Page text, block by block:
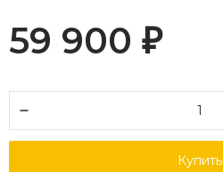
59 900 ₽
Купить